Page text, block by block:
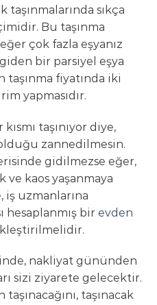
taşınmalarında sıkça
Bu taşınma
çok fazla eşyanız
bir parsiyel eşya
taşınma fiyatında iki
yapmasıdır.
taşınıyor diye,
zannedilmesin.
gidilmezse eğer,
ve kaos yaşanmaya
iş uzmanlarına
hesaplanmış bir evden
nakliyat gününden
sizi ziyarete gelecektir.
taşınacak